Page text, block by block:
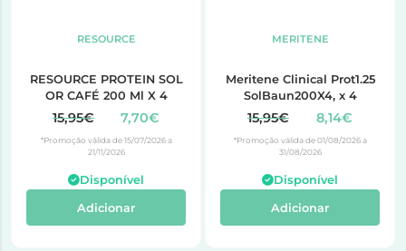
RESOURCE
RESOURCE PROTEIN SOL
OR CAFÉ 200 Ml X 4
15,95€ 7,70€
*Promoção válida de 15/07/2026 a
21/11/2026
Disponível
Adicionar
MERITENE
Meritene Clinical Prot1.25
SolBaun200X4, x 4
15,95€ 8,14€
*Promoção válida de 01/08/2026 a
31/08/2026
Disponível
Adicionar